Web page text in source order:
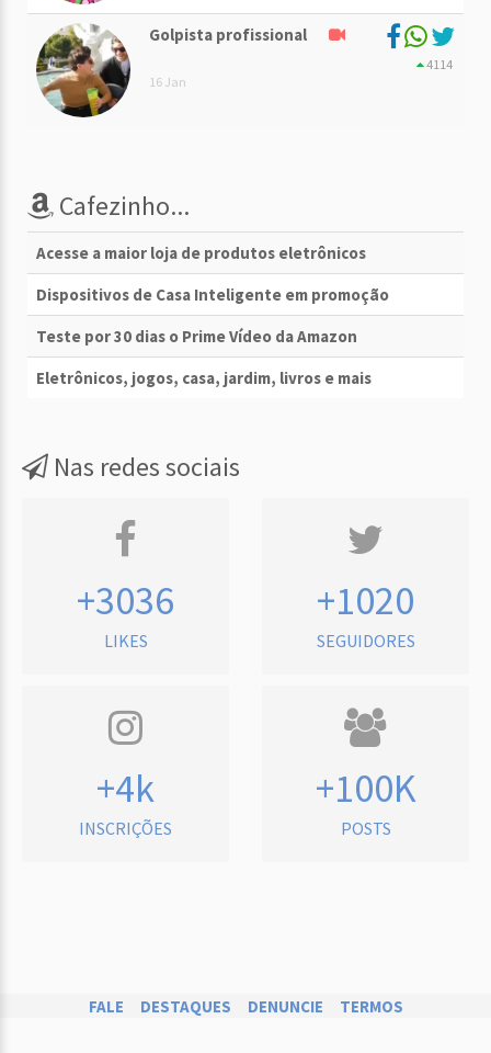
Golpista profissional
16 Jan
4114
Cafezinho...
Acesse a maior loja de produtos eletrônicos
Dispositivos de Casa Inteligente em promoção
Teste por 30 dias o Prime Vídeo da Amazon
Eletrônicos, jogos, casa, jardim, livros e mais
Nas redes sociais
+3036
LIKES
+1020
SEGUIDORES
+4k
INSCRIÇÕES
+100K
POSTS
FALE DESTAQUES DENUNCIE TERMOS